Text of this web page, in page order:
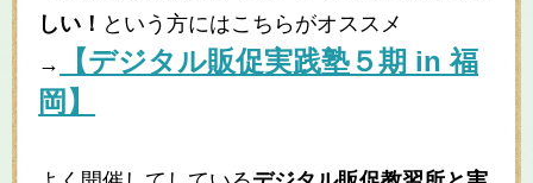
しい！ という方にはこちらがオススメ
→
【デジタル販促実践塾５期 in 福
岡】